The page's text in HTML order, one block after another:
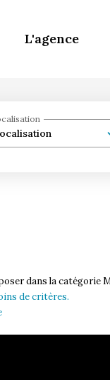
L'agence
dans la
de critères.